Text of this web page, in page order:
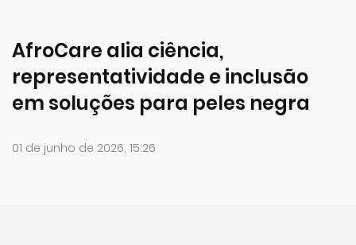
AfroCare alia ciência,
representatividade e inclusão
em soluções para peles negra
01 de junho de 2026, 15:26